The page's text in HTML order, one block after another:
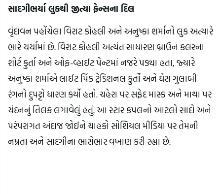
સાદગીભર્યા લુકથી જીત્યા ફેન્સના દિલ
વૃંદાવન પહોંચેલા વિરાટ કોહલી અને અનુષ્કા શર્માનો લુક અત્યારે
ભારે ચર્ચામાં છે. વિરાટ કોહલી અત્યંત સાધારણ બ્રાઉન કલરના
શોર્ટ કુર્તા અને ઓફ-વ્હાઈટ પેન્ટમાં નજરે પડ્યા હતા, જ્યારે
અનુષ્કા શર્માએ લાઈટ પિંક ટ્રેડિશનલ કુર્તો અને ઘેરા ગુલાબી
રંગનો દુપટ્ટો ધારણ કર્યો હતો. ચહેરા પર સફેદ માસ્ક અને માથા પર
ચંદનનું તિલક લગાવેલું હતું. આ સ્ટાર કપલનો આટલો સાદો અને
પરંપરાગત અંદાજ જોઈને ચાહકો સોશિયલ મીડિયા પર તેમની
નમ્રતા અને સાદગીના ભારોભાર વખાણ કરી રહ્યા છે.